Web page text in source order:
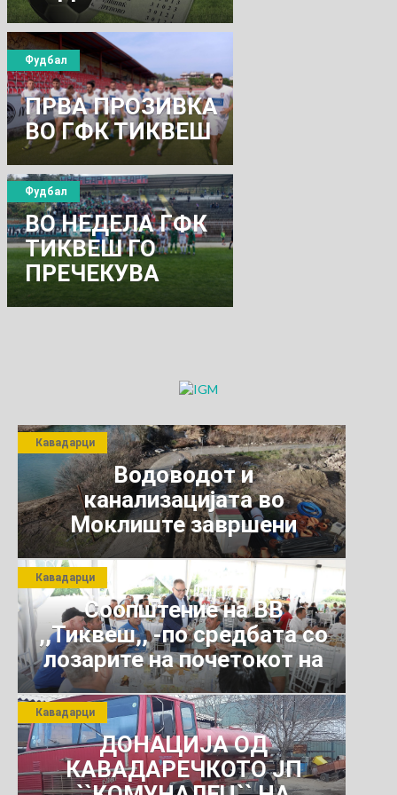
ЛИГА
ПРВА ПРОЗИВКА
ВО ГФК ТИКВЕШ
Фудбал
ВО НЕДЕЛА ГФК
ТИКВЕШ ГО
ПРЕЧЕКУВА
ПЕЛИСТЕР
Фудбал
Водоводот и
канализацијата во
Моклиште завршени
Кавадарци
Соопштение на ВВ
,,Тиквеш,, -по средбата со
лозарите на почетокот на
јули 2026 г.
Кавадарци
ДОНАЦИЈА ОД
КАВАДАРЕЧКОТО ЈП
Кавадарци